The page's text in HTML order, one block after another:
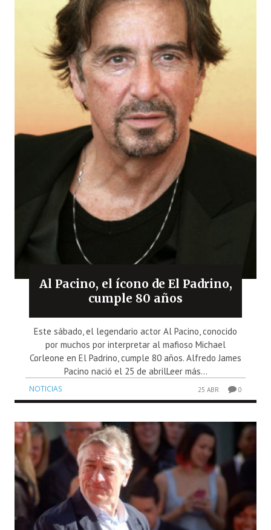
Al Pacino, el ícono de El Padrino,
cumple 80 años
Este sábado, el legendario actor Al Pacino, conocido
por muchos por interpretar al mafioso Michael
Corleone en El Padrino, cumple 80 años. Alfredo James
Pacino nació el 25 de abrilLeer más...
NOTICIAS 25 ABR 0